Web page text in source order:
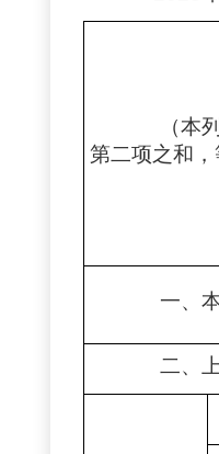
（本
第二项之和，
一、
二、